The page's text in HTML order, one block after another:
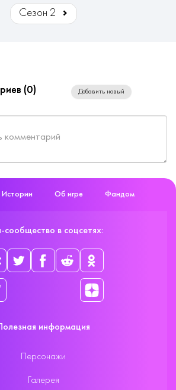
Сезон 2
(0) Добавить новый
Истории Об игре Фандом
сообщество в соцсетях:
информация
Персонажи
Галерея